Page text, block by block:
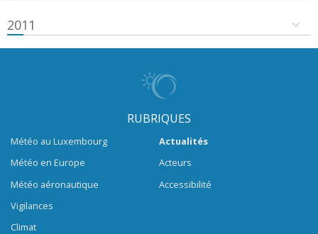
2011
RUBRIQUES
Météo au Luxembourg
Météo en Europe
Météo aéronautique
Vigilances
Climat
Actualités
Acteurs
Accessibilité